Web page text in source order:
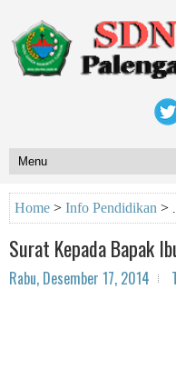
Home > Info Pendidikan >
Surat Kepada Bapak
Rabu, Desember 17, 2014